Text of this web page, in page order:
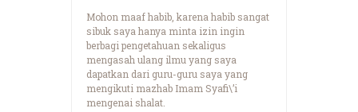
Mohon maaf habib, karena habib sangat
sibuk saya hanya minta izin ingin
berbagi pengetahuan sekaligus
mengasah ulang ilmu yang saya
dapatkan dari guru-guru saya yang
mengikuti mazhab Imam Syafi\’i
mengenai shalat.